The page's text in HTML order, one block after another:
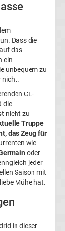
Dass die
das
ein
unbequem zu
nicht.
CL-
die
nicht zu
Truppe
das Zeug für
wie
oder
jeder
Saison mit
Mühe hat.
in dieser